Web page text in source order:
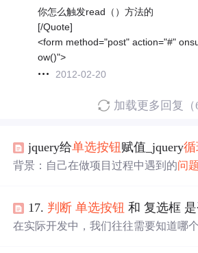
你怎么触发read（）方法的
[/Quote]
<form method="post" action="#"
ow()">
2012-02-20
加载更多回复（6
jquery给单选按钮赋值_jquery
背景：自己在做项目过程中遇到的问题
底欠佳，所以耽误了点时间，现在把
tml代码，这里就以最简单的代码来演
17. 判断 单选按钮 和 复选框
在实际开发中，我们往往需要知道哪